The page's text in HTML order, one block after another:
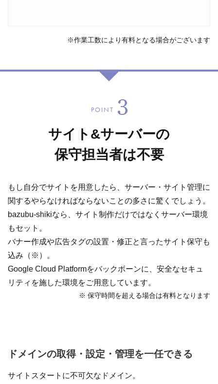
※作業工数により有料となる場合がございます
POINT
サイト&サーバーの
保守担当者は不要
もし自分でサイトを用意したら、サーバー・サイト管理に
関するやらなければならないことの多さに驚くでしょう。
bazubu-shikiなら、サイト制作だけではなくサーバー環境
もセット。
バナー作成や広告タグの設置・修正と言ったサイト保守も
込み（※）。
Google Cloud Platformをバックボーンに、安全なセキュ
リティを施した環境をご用意しています。
※ 保守時間を超える場合は有料となります
ドメインの取得・設定・管理を一任できる
サイトスタートに不可欠なドメイン。